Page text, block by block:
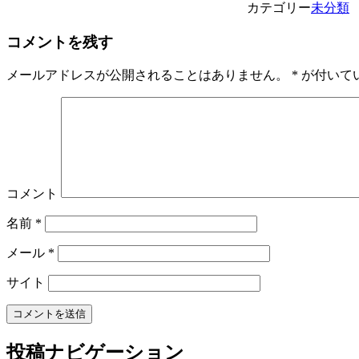
カテゴリー未分類
コメントを残す
メールアドレスが公開されることはありません。 * が付いて
コメント
名前 *
メール *
サイト
投稿ナビゲーション